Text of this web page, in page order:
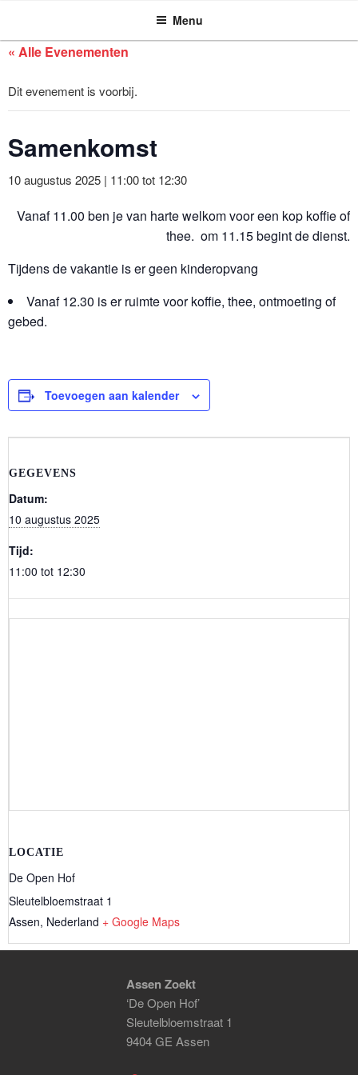
de
ASSEN ZOEKT Menu
« Alle Evenementen
Dit evenement is voorbij.
Samenkomst
10 augustus 2025 | 11:00tot 12:30
Vanaf 11.00 ben je van harte welkom voor een kop koffie of
thee. om 11.15 begint de dienst.
Tijdens de vakantie is er geen kinderopvang
Vanaf 12.30 is er ruimte voor koffie, thee, ontmoeting of
gebed.
Toevoegen aan kalender
GEGEVENS
Datum:
10 augustus 2025
Tijd:
11:00 tot 12:30
LOCATIE
De Open Hof
Sleutelbloemstraat 1
Assen, Nederland + Google Maps
Assen Zoekt
‘De Open Hof’
Sleutelbloemstraat 1
9404 GE Assen